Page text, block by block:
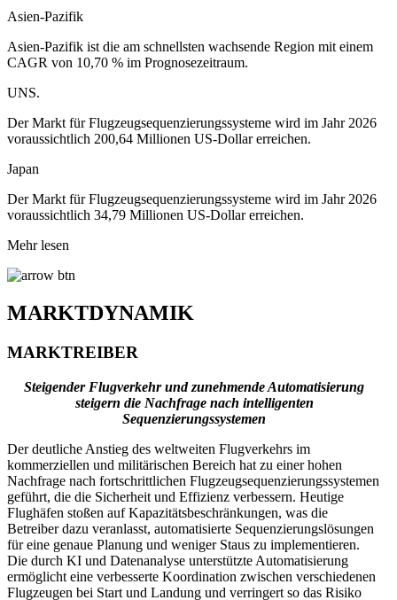
Asien-Pazifik
Asien-Pazifik ist die am schnellsten wachsende Region mit einem
CAGR von 10,70 % im Prognosezeitraum.
UNS.
Der Markt für Flugzeugsequenzierungssysteme wird im Jahr 2026
voraussichtlich 200,64 Millionen US-Dollar erreichen.
Japan
Der Markt für Flugzeugsequenzierungssysteme wird im Jahr 2026
voraussichtlich 34,79 Millionen US-Dollar erreichen.
Mehr lesen
MARKTDYNAMIK
MARKTREIBER
Steigender Flugverkehr und zunehmende Automatisierung
steigern die Nachfrage nach intelligenten
Sequenzierungssystemen
Der deutliche Anstieg des weltweiten Flugverkehrs im
kommerziellen und militärischen Bereich hat zu einer hohen
Nachfrage nach fortschrittlichen Flugzeugsequenzierungssystemen
geführt, die die Sicherheit und Effizienz verbessern. Heutige
Flughäfen stoßen auf Kapazitätsbeschränkungen, was die
Betreiber dazu veranlasst, automatisierte Sequenzierungslösungen
für eine genaue Planung und weniger Staus zu implementieren.
Die durch KI und Datenanalyse unterstützte Automatisierung
ermöglicht eine verbesserte Koordination zwischen verschiedenen
Flugzeugen bei Start und Landung und verringert so das Risiko